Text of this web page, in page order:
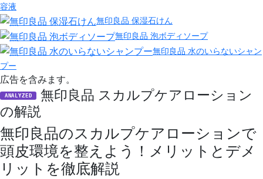
容液
無印良品 保湿石けん
無印良品 泡ボディソープ
無印良品 水のいらないシャン
プー
広告を含みます。
ANALYZED
無印良品 スカルプケアローション
の解説
無印良品のスカルプケアローションで
頭皮環境を整えよう！メリットとデメ
リットを徹底解説